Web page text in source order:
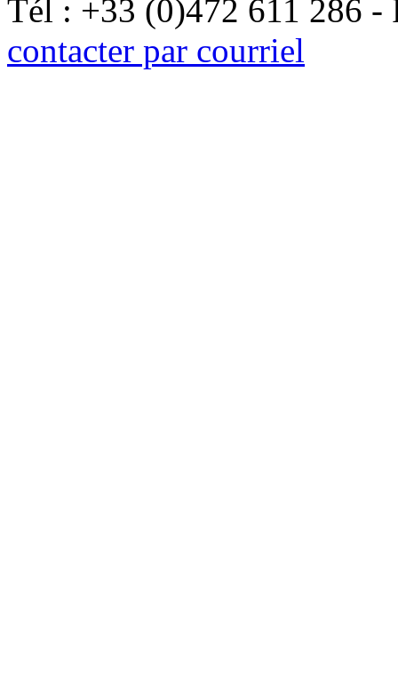
Tél : +33 (0)472 611 286
contacter par courriel